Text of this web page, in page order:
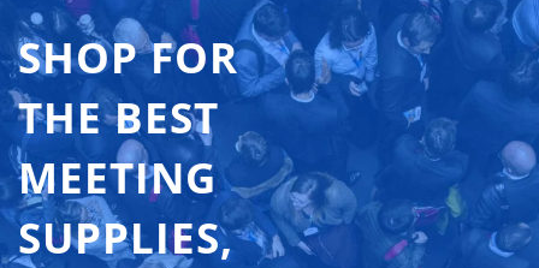
SHOP FOR
THE BEST
MEETING
SUPPLIES,